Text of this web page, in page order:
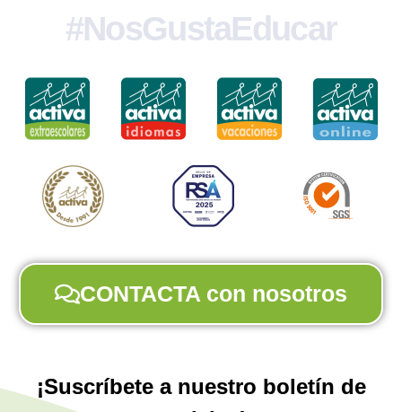
#NosGustaEducar
CONTACTA con nosotros
¡Suscríbete a nuestro boletín de